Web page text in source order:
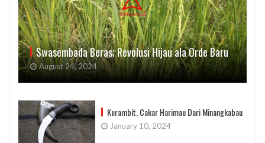
Swasembada Beras; Revolusi Hijau ala Orde Baru
August 24, 2024
Kerambit, Cakar Harimau Dari Minangkabau
January 10, 2024